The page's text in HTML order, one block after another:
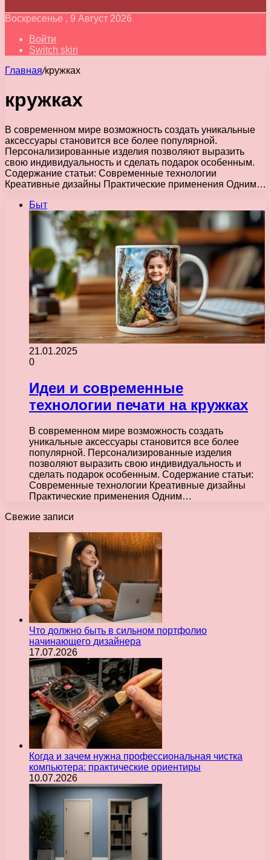
Воскресенье , 9 Август 2026
Войти
Switch skin
Главная/кружках
кружках
В современном мире возможность создать уникальные
аксессуары становится все более популярной.
Персонализированные изделия позволяют выразить
свою индивидуальность и сделать подарок особенным.
Содержание статьи: Современные технологии
Креативные дизайны Практические применения Одним…
Быт
21.01.2025
0
Идеи и современные
технологии печати на кружках
В современном мире возможность создать
уникальные аксессуары становится все более
популярной. Персонализированные изделия
позволяют выразить свою индивидуальность и
сделать подарок особенным. Содержание статьи:
Современные технологии Креативные дизайны
Практические применения Одним…
Свежие записи
Что должно быть в сильном портфолио
начинающего дизайнера
17.07.2026
Когда и зачем нужна профессиональная чистка
компьютера: практические ориентиры
10.07.2026